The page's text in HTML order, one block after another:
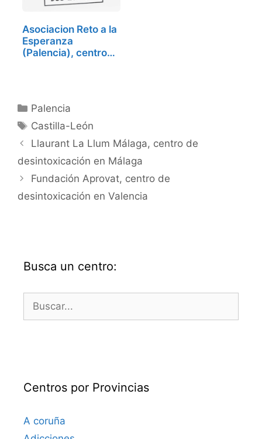
Asociacion Reto a la
Esperanza
(Palencia), centro
Categorías
Palencia
Etiquetas
Castilla-León
Llaurant La Llum Málaga, centro de
desintoxicación en Málaga
Fundación Aprovat, centro de
desintoxicación en Valencia
Busca un centro:
Centros por Provincias
A coruña